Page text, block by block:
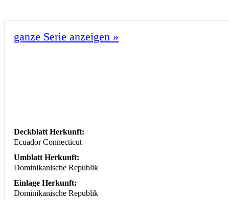
ganze Serie anzeigen »
Deckblatt Herkunft:
Ecuador Connecticut
Umblatt Herkunft:
Dominikanische Republik
Einlage Herkunft:
Dominikanische Republik